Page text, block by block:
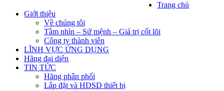
Trang chủ
Giới thiệu
Về chúng tôi
Tầm nhìn – Sứ mệnh – Giá trị cốt lõi
Công ty thành viên
LĨNH VỰC ỨNG DỤNG
Hãng đại diện
TIN TỨC
Hãng phân phối
Lắp đặt và HDSD thiết bị